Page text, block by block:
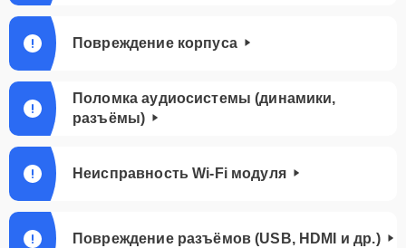
Повреждение корпуса
Поломка аудиосистемы (динамики,
разъёмы)
Неисправность Wi-Fi модуля
Повреждение разъёмов (USB, HDMI и др.)